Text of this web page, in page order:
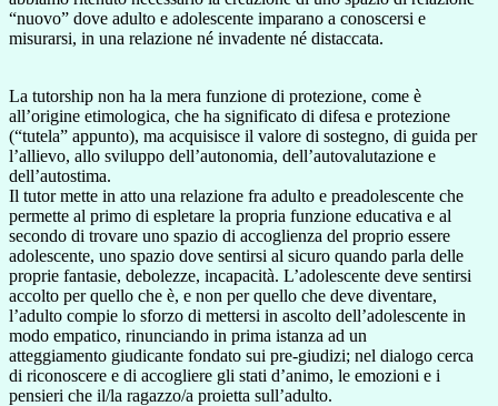
“nuovo” dove adulto e adolescente imparano a conoscersi e
misurarsi, in una relazione né invadente né distaccata.
La tutorship non ha la mera funzione di protezione, come è
all’origine etimologica, che ha significato di difesa e protezione
(“tutela” appunto), ma acquisisce il valore di sostegno, di guida per
l’allievo, allo sviluppo dell’autonomia, dell’autovalutazione e
dell’autostima.
Il tutor mette in atto una relazione fra adulto e preadolescente che
permette al primo di espletare la propria funzione educativa e al
secondo di trovare uno spazio di accoglienza del proprio essere
adolescente, uno spazio dove sentirsi al sicuro quando parla delle
proprie fantasie, debolezze, incapacità. L’adolescente deve sentirsi
accolto per quello che è, e non per quello che deve diventare,
l’adulto compie lo sforzo di mettersi in ascolto dell’adolescente in
modo empatico, rinunciando in prima istanza ad un
atteggiamento giudicante fondato sui pre-giudizi; nel dialogo cerca
di riconoscere e di accogliere gli stati d’animo, le emozioni e i
pensieri che il/la ragazzo/a proietta sull’adulto.